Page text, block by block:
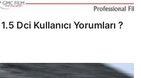
Dci Kullanıcı Yorumları ?